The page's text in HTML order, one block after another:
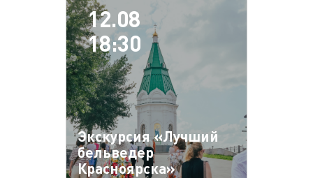
12.08
18:30
Экскурсия «Лучший
бельведер
Красноярска»